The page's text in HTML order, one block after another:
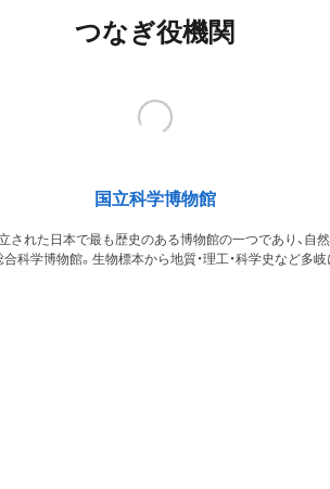
つなぎ役機関
国立科学博物館
された日本で最も歴史のある博物館の一つであり、自
科学博物館。生物標本から地質・理工・科学史など多